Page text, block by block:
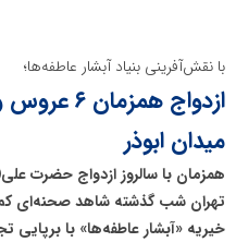
با نقش‌آفرینی بنیاد آبشار عاطفه‌ها؛
ازدواج
میدان ابوذر
همزمان با سالروز ازدواج حضرت
تهران شب گذشته شاهد صحنه‌ای
خیریه «آبشار عاطفه‌ها» با